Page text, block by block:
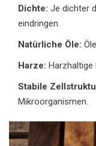
Dichte: Je dichter
eindringen.
Natürliche Öle:
Harze: Harzhaltige
Stabile
Mikroorganismen.